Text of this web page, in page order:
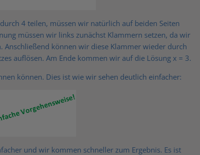
4 teilen, müssen wir natürlich auf beiden Seiten
müssen wir links zunächst Klammern setzen, da wir
Anschließend können wir diese Klammer wieder durch
auflösen. Am Ende kommen wir auf die Lösung x = 3.
können. Dies ist wie wir sehen deutlich einfacher:
und wir kommen schneller zum Ergebnis. Es ist